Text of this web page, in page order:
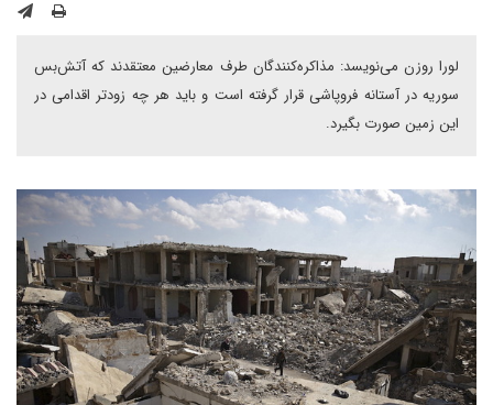
لورا روزن می‌نویسد: مذاکره‌کنندگان طرف معارضین معتقدند که آتش‌بس
سوریه در آستانه فروپاشی قرار گرفته است و باید هر چه زودتر اقدامی در
این زمین صورت بگیرد.